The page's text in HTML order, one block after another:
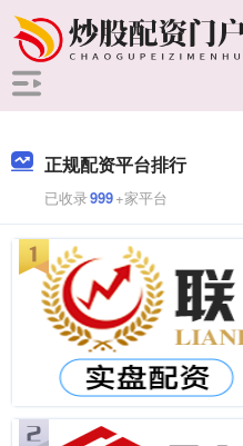
正规配资平台排行
已收录999+家平台